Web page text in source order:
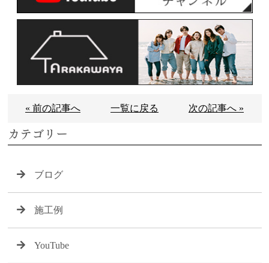
« 前の記事へ 一覧に戻る 次の記事へ »
カテゴリー
ブログ
施工例
YouTube